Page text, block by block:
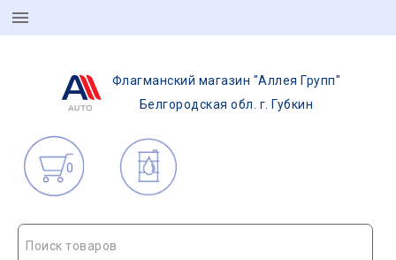
Флагманский магазин "Аллея Групп"
Белгородская обл. г. Губкин
0
Поиск товаров